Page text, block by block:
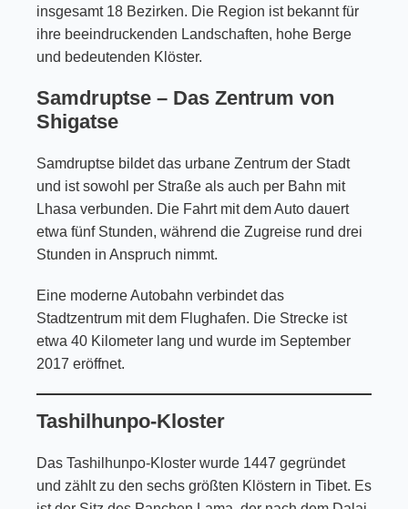
insgesamt 18 Bezirken. Die Region ist bekannt für
ihre beeindruckenden Landschaften, hohe Berge
und bedeutenden Klöster.
Samdruptse – Das Zentrum von
Shigatse
Samdruptse bildet das urbane Zentrum der Stadt
und ist sowohl per Straße als auch per Bahn mit
Lhasa verbunden. Die Fahrt mit dem Auto dauert
etwa fünf Stunden, während die Zugreise rund drei
Stunden in Anspruch nimmt.
Eine moderne Autobahn verbindet das
Stadtzentrum mit dem Flughafen. Die Strecke ist
etwa 40 Kilometer lang und wurde im September
2017 eröffnet.
Tashilhunpo-Kloster
Das Tashilhunpo-Kloster wurde 1447 gegründet
und zählt zu den sechs größten Klöstern in Tibet. Es